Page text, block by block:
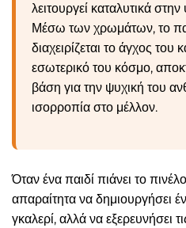
λειτουργεί καταλυτικά
Μέσω των χρωμάτων, το
διαχειρίζεται το άγχος
εσωτερικό του κόσμο,
βάση για την ψυχική του
ισορροπία στο μέλλον.
Όταν ένα παιδί πιάνει το
απαραίτητα να δημιουργήσει
γκαλερί, αλλά να εξερευνήσει